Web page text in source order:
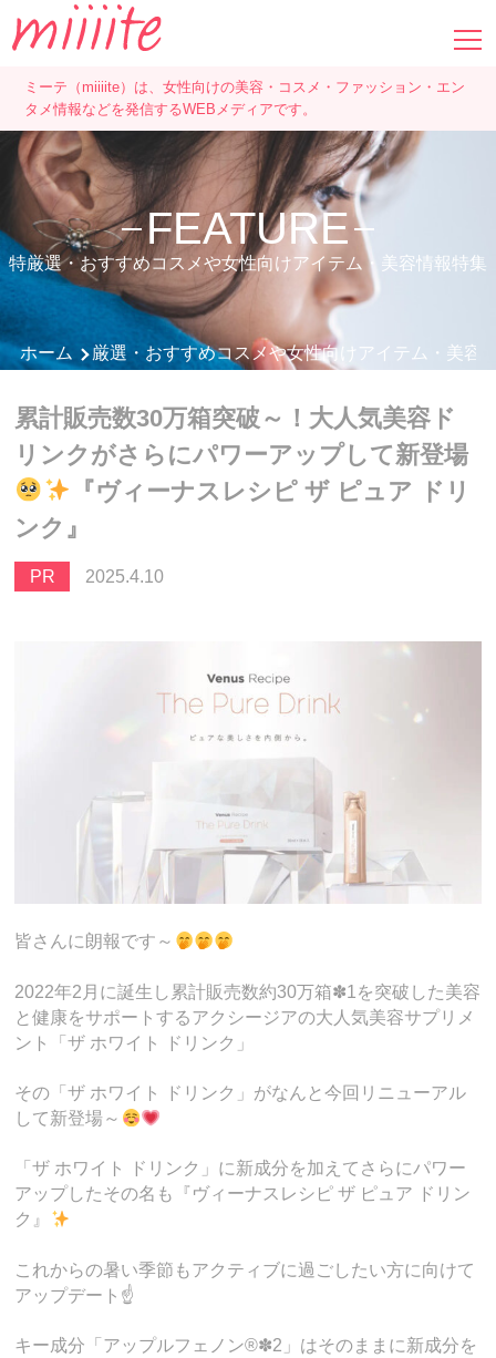
ミーテ（miiiite）は、女性向けの美容・コスメ・ファッション・エン
タメ情報などを発信するWEBメディアです。
FEATURE
特厳選・おすすめコスメや女性向けアイテム・美容情報特集
ホーム 厳選・おすすめコスメや女性向けアイテム・美容
累計販売数30万箱突破～！大人気美容ド
リンクがさらにパワーアップして新登場
『ヴィーナスレシピ ザ ピュア ドリ
ンク』
PR 2025.4.10
皆さんに朗報です～
2022年2月に誕生し累計販売数約30万箱✽1を突破した美容
と健康をサポートするアクシージアの大人気美容サプリメ
ント「ザ ホワイト ドリンク」
その「ザ ホワイト ドリンク」がなんと今回リニューアル
して新登場～
「ザ ホワイト ドリンク」に新成分を加えてさらにパワー
アップしたその名も『ヴィーナスレシピ ザ ピュア ドリン
ク』
これからの暑い季節もアクティブに過ごしたい方に向けて
アップデート☝️
キー成分「アップルフェノン®✽2」はそのままに新成分を